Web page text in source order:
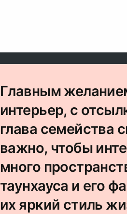
Главным
интерьер, с
глава семейства
важно, чтобы
много
таунхауса и его
их яркий стиль